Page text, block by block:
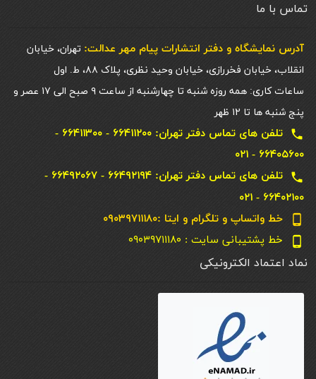
تماس با ما
آدرس نمایشگاه و دفتر انتشارات پيام مهر عدالت: تهران، خیابان
انقلاب، خیابان فخررازی، خیابان وحید نظری، پلاک ۸۸، ط. اول
ساعات کاری: همه روزه شنبه تا چهارشنبه از ساعت ۹ صبح الی ۱۷ عصر و
پنج شنبه ها تا ۱۲ ظهر
local_phone
تلفن های تماس دفتر تهران: ۶۶۴۱۱۲۰۰ - ۶۶۴۱۱۳۰۰ -
۶۶۴۰۵۶۰۰ - ۰۲۱
local_phone
تلفن های تماس دفتر تهران: ۶۶۴۹۲۱۹۴ - ۶۶۴۹۲۰۶۷ -
۶۶۴۰۲۱۰۰ - ۰۲۱
phone_android خط واتساپ و تلگرام و ایتا :۰۹۰۳۹۷۱۱۱۸۰
phone_android خط پشتیبانی سایت : ۰۹۰۳۹۷۱۱۱۸۰
نماد اعتماد الکترونیکی